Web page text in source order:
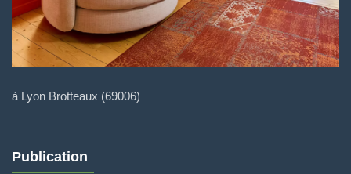
à Lyon Brotteaux (69006)
Publication